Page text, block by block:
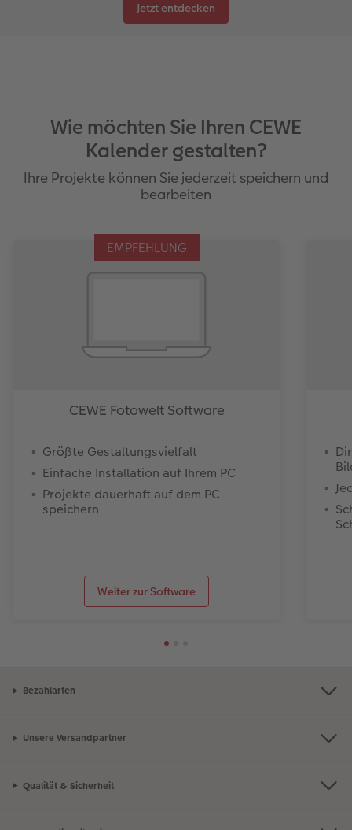
Jetzt entdecken
Wie möchten Sie Ihren CEWE
Kalender gestalten?
Ihre Projekte können Sie jederzeit speichern und
bearbeiten
EMPFEHLUNG
CEWE Fotowelt Software
Größte Gestaltungsvielfalt
Einfache Installation auf Ihrem PC
Projekte dauerhaft auf dem PC
speichern
Weiter zur Software
Bezahlarten
Unsere Versandpartner
Qualität & Sicherheit